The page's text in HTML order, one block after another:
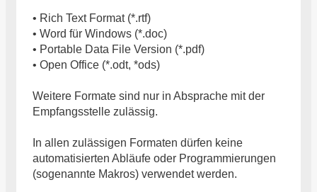
• Rich Text Format (*.rtf)
• Word für Windows (*.doc)
• Portable Data File Version (*.pdf)
• Open Office (*.odt, *ods)
Weitere Formate sind nur in Absprache mit der
Empfangsstelle zulässig.
In allen zulässigen Formaten dürfen keine
automatisierten Abläufe oder Programmierungen
(sogenannte Makros) verwendet werden.